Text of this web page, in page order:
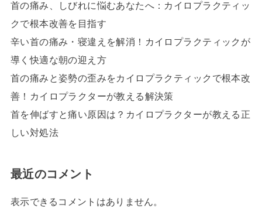
首の痛み、しびれに悩むあなたへ：カイロプラクティッ
クで根本改善を目指す
辛い首の痛み・寝違えを解消！カイロプラクティックが
導く快適な朝の迎え方
首の痛みと姿勢の歪みをカイロプラクティックで根本改
善！カイロプラクターが教える解決策
首を伸ばすと痛い原因は？カイロプラクターが教える正
しい対処法
最近のコメント
表示できるコメントはありません。